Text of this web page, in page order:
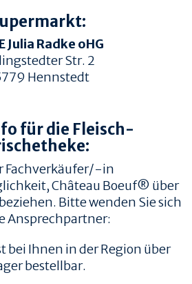
Julia Radke oHG
Str. 2
Hennstedt
für die Fleisch-
Fachverkäufer/-in
Château Boeuf® über
Bitte wenden Sie sich
Ansprechpartner:
bei Ihnen in der Region über
bestellbar.
QUALITÄT &
RÜCKVERFOLGBARKEIT
ZUSCHNITTE
REZEPTE
REZEPTE
INFORMATION